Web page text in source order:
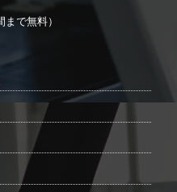
まで無料）